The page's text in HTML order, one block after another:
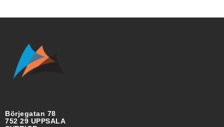
Börjegatan 78
752 29 UPPSALA